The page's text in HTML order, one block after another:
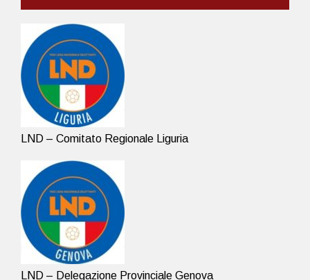
LND – Comitato Regionale Liguria
LND – Delegazione Provinciale Genova